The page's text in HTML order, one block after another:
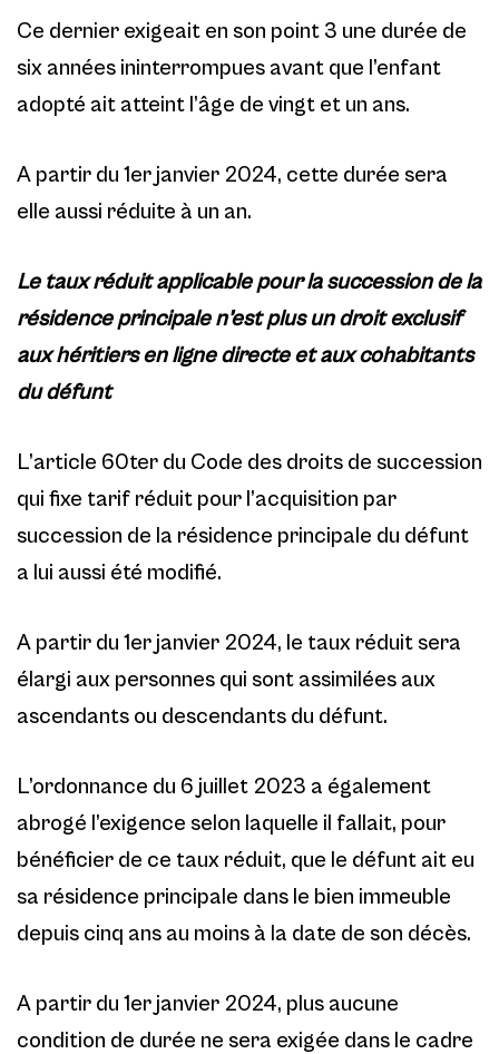
Ce dernier exigeait en son point 3 une durée de
six années ininterrompues avant que l’enfant
adopté ait atteint l’âge de vingt et un ans.
A partir du 1er janvier 2024, cette durée sera
elle aussi réduite à un an.
Le taux réduit applicable pour la succession de la
résidence principale n’est plus un droit exclusif
aux héritiers en ligne directe et aux cohabitants
du défunt
L’article 60ter du Code des droits de succession
qui fixe tarif réduit pour l’acquisition par
succession de la résidence principale du défunt
a lui aussi été modifié.
A partir du 1er janvier 2024, le taux réduit sera
élargi aux personnes qui sont assimilées aux
ascendants ou descendants du défunt.
L’ordonnance du 6 juillet 2023 a également
abrogé l’exigence selon laquelle il fallait, pour
bénéficier de ce taux réduit, que le défunt ait eu
sa résidence principale dans le bien immeuble
depuis cinq ans au moins à la date de son décès.
A partir du 1er janvier 2024, plus aucune
condition de durée ne sera exigée dans le cadre